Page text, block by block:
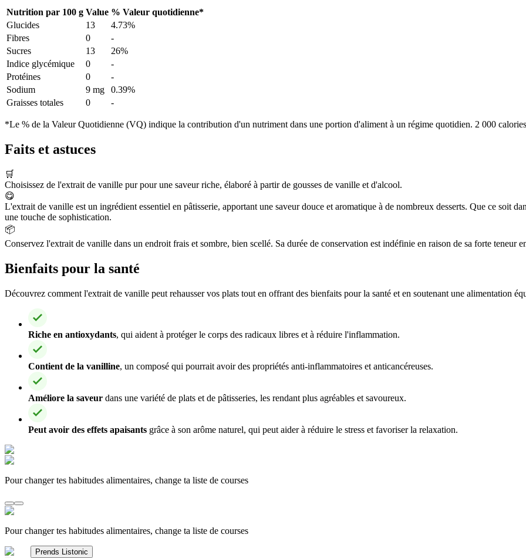
Nutrition par 100 g Value % Valeur quotidienne*
Glucides
13
4.73%
Fibres
0
-
Sucres
13
26%
Indice glycémique
0
-
Protéines
0
-
Sodium
9 mg
0.39%
Graisses totales
0 -
*Le % de la Valeur Quotidienne (VQ) indique la contribution d'un nutriment dans une portion d'aliment à un régime quotidien. 2 000
Faits et astuces
🛒
Choisissez de l'extrait de vanille pur pour une saveur riche, élaboré à partir de gousses de vanille et d'alcool.
😋
L'extrait de vanille est un ingrédient essentiel en pâtisserie, apportant une saveur douce et aromatique à de nombreux desserts. Que ce soit
une touche de sophistication.
📦
Conservez l'extrait de vanille dans un endroit frais et sombre, bien scellé. Sa durée de conservation est indéfinie en raison de sa forte teneur
Bienfaits pour la santé
Découvrez comment l'extrait de vanille peut rehausser vos plats tout en offrant des bienfaits pour la santé et en soutenant une alimentation
Riche en antioxydants, qui aident à protéger le corps des radicaux libres et à réduire l'inflammation.
Contient de la vanilline, un composé qui pourrait avoir des propriétés anti-inflammatoires et anticancéreuses.
Améliore la saveur dans une variété de plats et de pâtisseries, les rendant plus agréables et savoureux.
Peut avoir des effets apaisants grâce à son arôme naturel, qui peut aider à réduire le stress et favoriser la relaxation.
Pour changer tes habitudes alimentaires, change ta liste de courses
Pour changer tes habitudes alimentaires, change ta liste de courses
Prends Listonic